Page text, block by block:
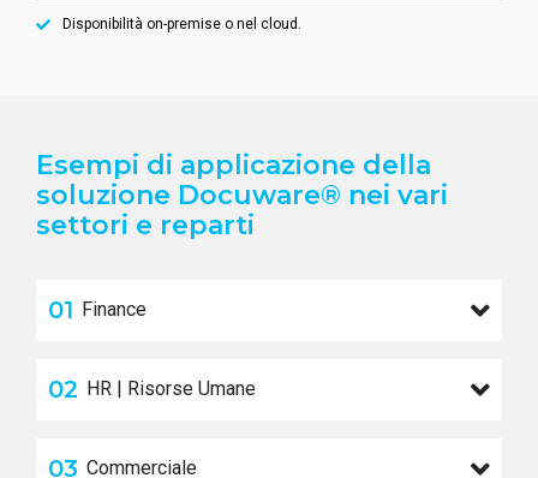
Disponibilità on-premise o nel cloud.
Esempi di applicazione della
soluzione Docuware® nei vari
settori e reparti
01 Finance
02 HR | Risorse Umane
03 Commerciale